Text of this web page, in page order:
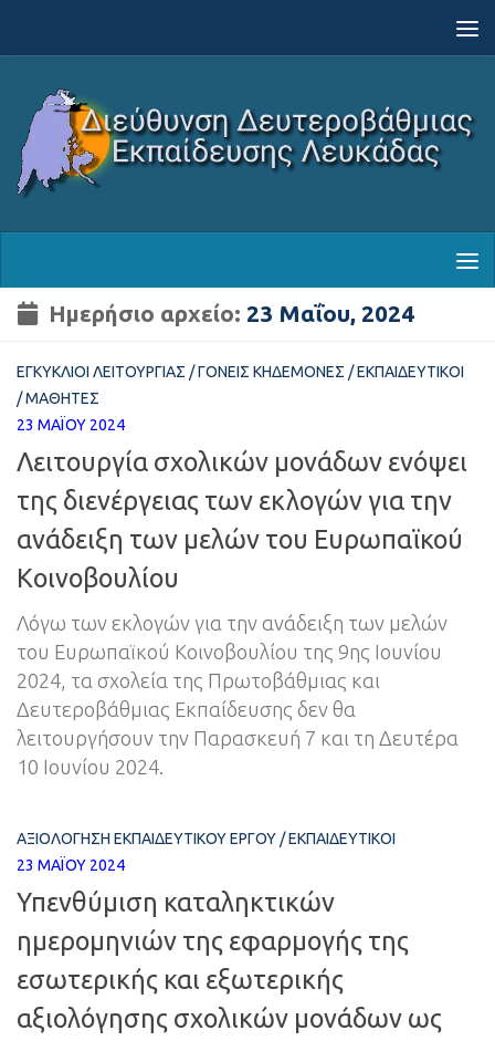
Ημερήσιο αρχείο: 23 Μαΐου, 2024
ΕΓΚΎΚΛΙΟΙ ΛΕΙΤΟΥΡΓΊΑΣ /ΓΟΝΕΊΣ ΚΗΔΕΜΌΝΕΣ /ΕΚΠΑΙΔΕΥΤΙΚΟΊ
/ΜΑΘΗΤΈΣ
23 ΜΑΪ́ΟΥ 2024
Λειτουργία σχολικών μονάδων ενόψει
της διενέργειας των εκλογών για την
ανάδειξη των μελών του Ευρωπαϊκού
Κοινοβουλίου
Λόγω των εκλογών για την ανάδειξη των μελών
του Ευρωπαϊκού Κοινοβουλίου της 9ης Ιουνίου
2024, τα σχολεία της Πρωτοβάθμιας και
Δευτεροβάθμιας Εκπαίδευσης δεν θα
λειτουργήσουν την Παρασκευή 7 και τη Δευτέρα
10 Ιουνίου 2024.
ΑΞΙΟΛΌΓΗΣΗ ΕΚΠΑΙΔΕΥΤΙΚΟΎ ΈΡΓΟΥ /ΕΚΠΑΙΔΕΥΤΙΚΟΊ
23 ΜΑΪ́ΟΥ 2024
Υπενθύμιση καταληκτικών
ημερομηνιών της εφαρμογής της
εσωτερικής και εξωτερικής
αξιολόγησης σχολικών μονάδων ως